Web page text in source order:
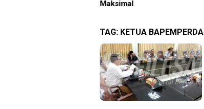
TAG: KETUA BAPEMPERDA